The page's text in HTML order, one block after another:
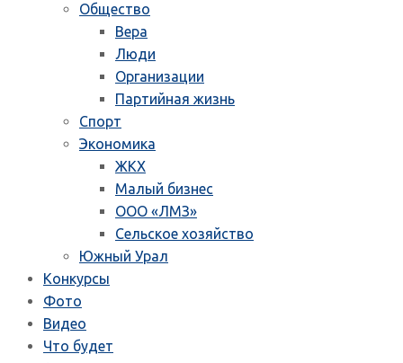
Общество
Вера
Люди
Организации
Партийная жизнь
Спорт
Экономика
ЖКХ
Малый бизнес
ООО «ЛМЗ»
Сельское хозяйство
Южный Урал
Конкурсы
Фото
Видео
Что будет